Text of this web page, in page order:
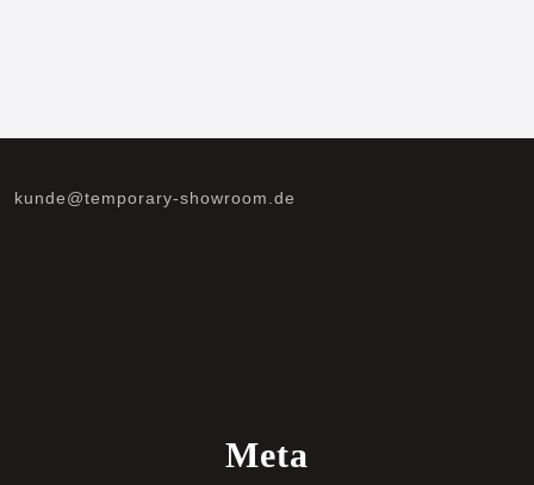
kunde@temporary-showroom.de
Meta